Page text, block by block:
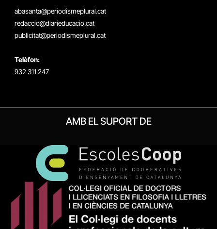
abasanta@periodismeplural.cat
redaccio@diarieducacio.cat
publicitat@periodismeplural.cat
Telèfon:
932 311 247
AMB EL SUPORT DE